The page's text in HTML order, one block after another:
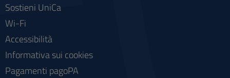
Sostieni UniCa
Wi-Fi
Accessibilità
Informativa sui cookies
Pagamenti pagoPA